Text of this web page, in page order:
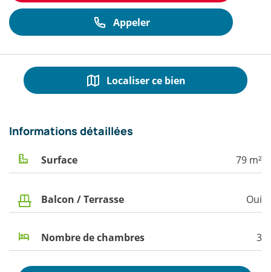
Appeler
Localiser ce bien
Informations détaillées
Surface 79 m²
Balcon / Terrasse Oui
Nombre de chambres 3